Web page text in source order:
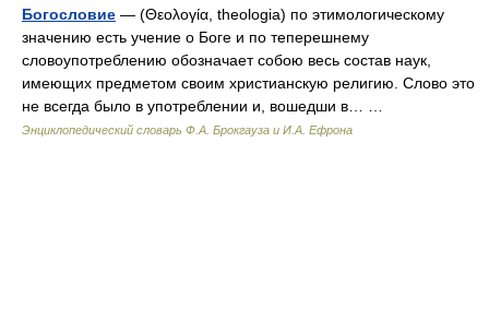
Богословие — (Θεολογία, theologia) по этимологическому
значению есть учение о Боге и по теперешнему
словоупотреблению обозначает собою весь состав наук,
имеющих предметом своим христианскую религию. Слово это
не всегда было в употреблении и, вошедши в… …
Энциклопедический словарь Ф.А. Брокгауза и И.А. Ефрона